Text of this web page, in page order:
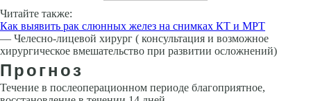
Читайте также:
Как выявить рак слюнных желез на снимках КТ и МРТ
— Челесно-лицевой хирург ( консультация и возможное
хирургическое вмешательство при развитии осложнений)
Прогноз
Течение в послеоперационном периоде благоприятное,